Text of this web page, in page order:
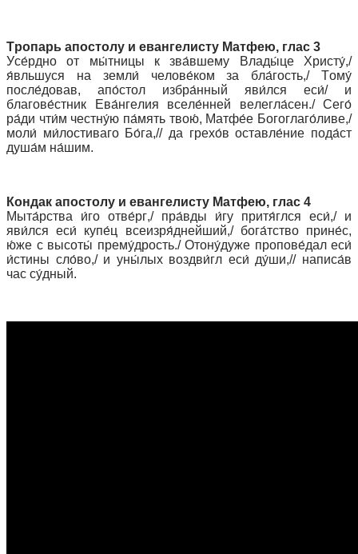
Тропарь апостолу и евангелисту Матфею, глас 3
Усе́рдно от мы́тницы к зва́вшему Влады́це Христу́,/
я́вльшуся на земли́ челове́ком за бла́гость,/ Тому́
после́довав, апо́стол избра́нный яви́лся еси́/ и
благове́стник Ева́нгелия вселе́нней велегла́сен./ Сего́
ра́ди чти́м честну́ю па́мять твою́, Матфе́е Богоглаго́ливе,/
моли́ ми́лостиваго Бо́га,// да грехо́в оставле́ние пода́ст
душа́м на́шим.
Кондак апостолу и евангелисту Матфею, глас 4
Мыта́рства и́го отве́рг,/ пра́вды и́гу притя́глся еси́,/ и
яви́лся еси́ купе́ц всеизря́днейший,/ бога́тство прине́с,
ю́же с высоты́ прему́дрость./ Отону́дуже пропове́дал еси́
и́стины сло́во,/ и уны́лых воздви́гл еси́ ду́ши,// написа́в
час су́дный.